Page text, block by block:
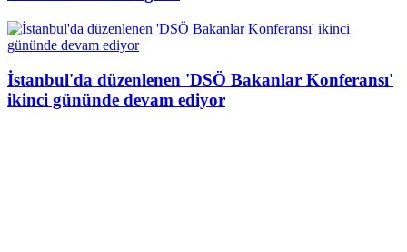
İstanbul'da düzenlenen 'DSÖ Bakanlar Konferansı'
ikinci gününde devam ediyor